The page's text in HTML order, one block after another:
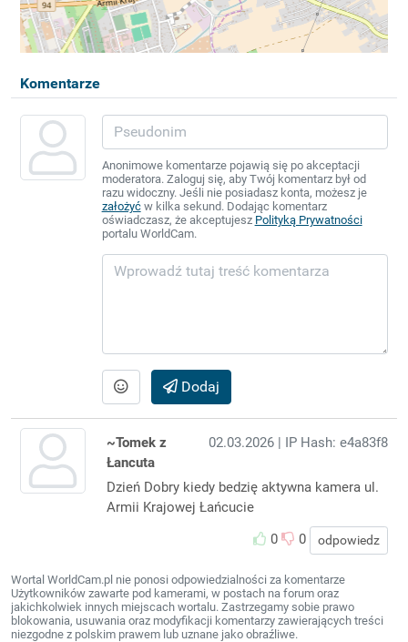
Komentarze
Anonimowe komentarze pojawią się po akceptacji
moderatora. Zaloguj się, aby Twój komentarz był od
razu widoczny. Jeśli nie posiadasz konta, możesz je
założyćw kilka sekund. Dodając komentarz
oświadczasz, że akceptujesz Polityką Prywatności
portalu WorldCam.
Dodaj
02.03.2026 | IP Hash: e4a83f8
~Tomek z
Łancuta
Dzień Dobry kiedy bedzię aktywna kamera ul.
Armii Krajowej Łańcucie
0
0 odpowiedz
Wortal WorldCam.pl nie ponosi odpowiedzialności za komentarze
Użytkowników zawarte pod kamerami, w postach na forum oraz
jakichkolwiek innych miejscach wortalu. Zastrzegamy sobie prawo
blokowania, usuwania oraz modyfikacji komentarzy zawierających treści
niezgodne z polskim prawem lub uznane jako obraźliwe.